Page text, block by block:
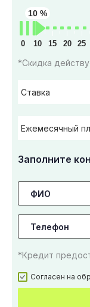
10 %
0 10 15 20 25
*Скидка
Ставка
Ежемесячный
Заполните
*Кредит
Согласен на